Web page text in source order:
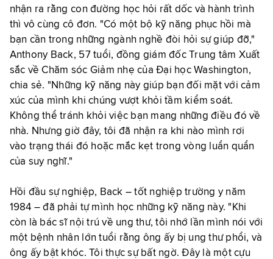
nhận ra rằng con đường học hỏi rất dốc và hành trình
thì vô cùng cô đơn. "Có một bộ kỹ năng phục hồi mà
bạn cần trong những ngành nghề đòi hỏi sự giúp đỡ,"
Anthony Back, 57 tuổi, đồng giám đốc Trung tâm Xuất
sắc về Chăm sóc Giảm nhẹ của Đại học Washington,
chia sẻ. "Những kỹ năng này giúp bạn đối mặt với cảm
xúc của mình khi chúng vượt khỏi tầm kiểm soát.
Không thể tránh khỏi việc bạn mang những điều đó về
nhà. Nhưng giờ đây, tôi đã nhận ra khi nào mình rơi
vào trạng thái đó hoặc mắc kẹt trong vòng luẩn quẩn
của suy nghĩ."
Hồi đầu sự nghiệp, Back – tốt nghiệp trường y năm
1984 – đã phải tự mình học những kỹ năng này. "Khi
còn là bác sĩ nội trú về ung thư, tôi nhớ lần mình nói với
một bệnh nhân lớn tuổi rằng ông ấy bị ung thư phổi, và
ông ấy bật khóc. Tôi thực sự bất ngờ. Đây là một cựu